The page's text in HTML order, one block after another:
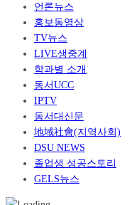
언론뉴스
홍보동영상
TV뉴스
LIVE생중계
학과별 소개
동서UCC
IPTV
동서대신문
地域社會(지역사회)
DSU NEWS
졸업생 성공스토리
GELS뉴스